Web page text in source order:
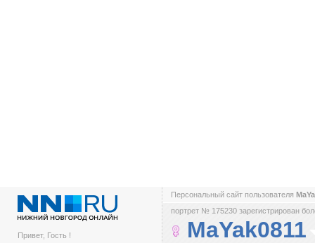
Привет, Гость !
Персональный сайт пользователя
портрет № 175230 зарегистрирован
MaYak0811